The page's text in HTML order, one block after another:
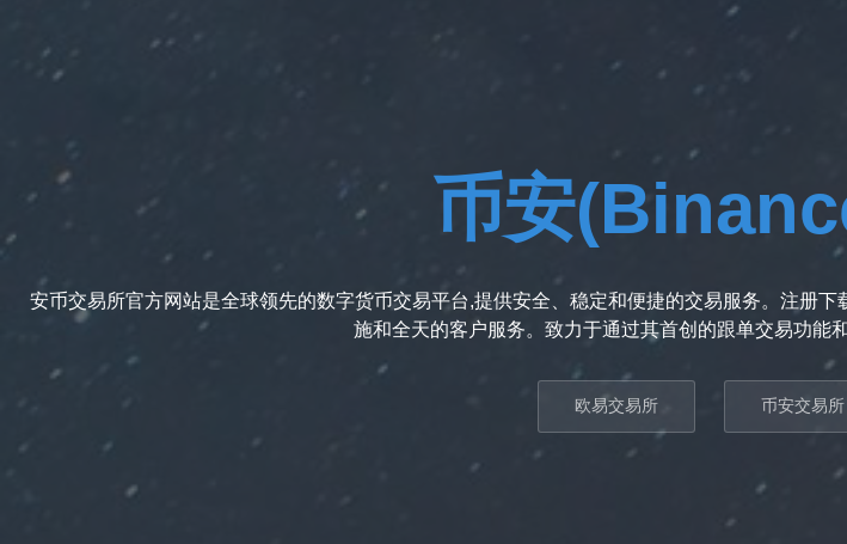
币安
安币交易所官方网站是全球领先的数字货币交易平台,提供安全、稳定和便捷的交易服务。注册
施和全天的客户服务。致力于通过其首创的跟单交易功能
欧易交易所 币安交易所